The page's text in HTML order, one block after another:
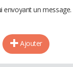
envoyant un
Ajouter